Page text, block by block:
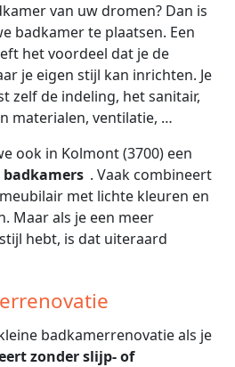
van uw dromen? Dan is
badkamer te plaatsen. Een
het voordeel dat je de
je eigen stijl kan inrichten. Je
zelf de indeling, het sanitair,
materialen, ventilatie, …
ook in Kolmont (3700) een
. Vaak combineert
met lichte kleuren en
Maar als je een meer
hebt, is dat uiteraard
badkamerrenovatie als je
zonder slijp- of